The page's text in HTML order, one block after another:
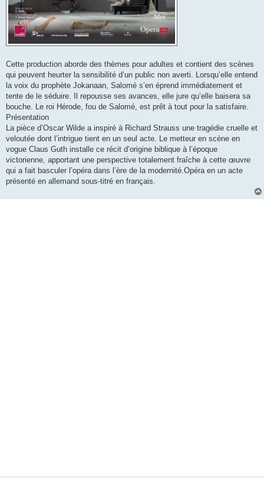
Cette production aborde des thèmes pour adultes et contient des scènes
qui peuvent heurter la sensibilité d’un public non averti. Lorsqu’elle entend
la voix du prophète Jokanaan, Salomé s’en éprend immédiatement et
tente de le séduire. Il repousse ses avances, elle jure qu’elle baisera sa
bouche. Le roi Hérode, fou de Salomé, est prêt à tout pour la satisfaire.
Présentation
La pièce d’Oscar Wilde a inspiré à Richard Strauss une tragédie cruelle et
veloutée dont l’intrigue tient en un seul acte. Le metteur en scène en
vogue Claus Guth installe ce récit d’origine biblique à l’époque
victorienne, apportant une perspective totalement fraîche à cette œuvre
qui a fait basculer l’opéra dans l’ère de la modernité.Opéra en un acte
présenté en allemand sous-titré en français.